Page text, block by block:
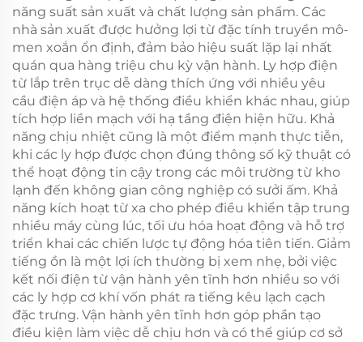
năng suất sản xuất và chất lượng sản phẩm. Các
nhà sản xuất được hưởng lợi từ đặc tính truyền mô-
men xoắn ổn định, đảm bảo hiệu suất lặp lại nhất
quán qua hàng triệu chu kỳ vận hành. Ly hợp điện
từ lắp trên trục dễ dàng thích ứng với nhiều yêu
cầu điện áp và hệ thống điều khiển khác nhau, giúp
tích hợp liền mạch với hạ tầng điện hiện hữu. Khả
năng chịu nhiệt cũng là một điểm mạnh thực tiễn,
khi các ly hợp được chọn đúng thông số kỹ thuật có
thể hoạt động tin cậy trong các môi trường từ kho
lạnh đến không gian công nghiệp có sưởi ấm. Khả
năng kích hoạt từ xa cho phép điều khiển tập trung
nhiều máy cùng lúc, tối ưu hóa hoạt động và hỗ trợ
triển khai các chiến lược tự động hóa tiên tiến. Giảm
tiếng ồn là một lợi ích thường bị xem nhẹ, bởi việc
kết nối điện từ vận hành yên tĩnh hơn nhiều so với
các ly hợp cơ khí vốn phát ra tiếng kêu lạch cạch
đặc trưng. Vận hành yên tĩnh hơn góp phần tạo
điều kiện làm việc dễ chịu hơn và có thể giúp cơ sở